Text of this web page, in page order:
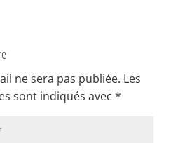
ne sera pas publiée. Les
sont indiqués avec *